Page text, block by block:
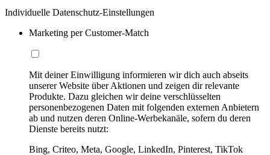
Individuelle Datenschutz-Einstellungen
Marketing per Customer-Match
Mit deiner Einwilligung informieren wir dich auch abseits
unserer Website über Aktionen und zeigen dir relevante
Produkte. Dazu gleichen wir deine verschlüsselten
personenbezogenen Daten mit folgenden externen Anbietern
ab und nutzen deren Online-Werbekanäle, sofern du deren
Dienste bereits nutzt:
Bing, Criteo, Meta, Google, LinkedIn, Pinterest, TikTok